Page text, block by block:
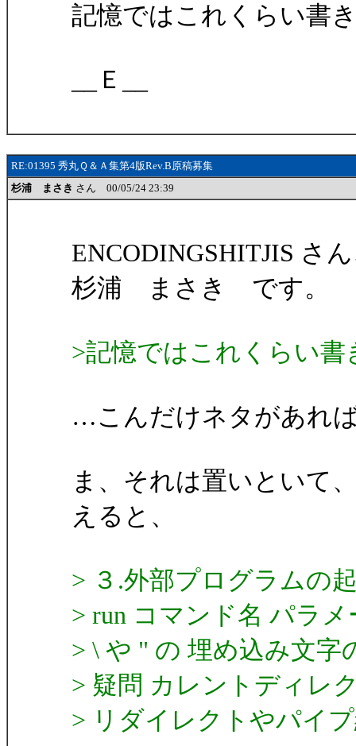
記憶ではこれくらい書
__Ｅ__
RE:01395 秀丸Ｑ＆Ａ集第4版Rev.B原稿募集
杉浦 まさき さん 00/05/24 23:39
ENCODINGSHITJIS さ
杉浦 まさき です。
>記憶ではこれくらい
…こんだけネタがあれ
ま、それは置いといて
えると、
> ３.外部プログラムの
> run コマンド名 パラ
> \ や " の 埋め込み文字
> 疑問 カレントディレ
> リダイレクトやパイ